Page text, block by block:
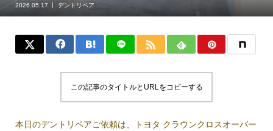
2026.05.17 デントリペア
この記事のタイトルとURLをコピーする
本日のデントリペアご依頼は、トヨタ クラウンクロスオーバー